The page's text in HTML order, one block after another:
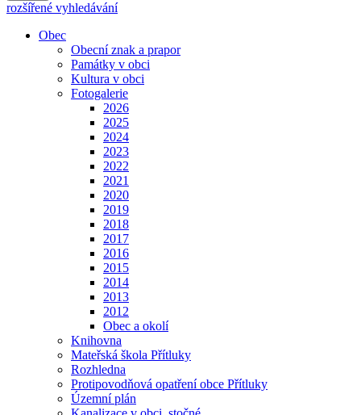
rozšířené vyhledávání
Obec
Obecní znak a prapor
Památky v obci
Kultura v obci
Fotogalerie
2026
2025
2024
2023
2022
2021
2020
2019
2018
2017
2016
2015
2014
2013
2012
Obec a okolí
Knihovna
Mateřská škola Přítluky
Rozhledna
Protipovodňová opatření obce Přítluky
Územní plán